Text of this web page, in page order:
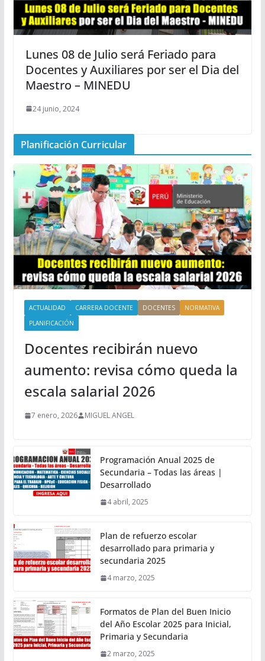
Lunes 08 de Julio será Feriado para
Docentes y Auxiliares por ser el Dia del
Maestro – MINEDU
24 junio, 2024
Planificación Curricular
ACTUALIDAD CARRERA DOCENTE DOCENTES
NORMATIVA
PLANIFICACIÓN
Docentes recibirán nuevo
aumento: revisa cómo queda la
escala salarial 2026
7 enero, 2026 MIGUEL ANGEL
Programación Anual 2025 de
Secundaria – Todas las áreas |
Desarrollado
4 abril, 2025
Plan de refuerzo escolar
desarrollado para primaria y
secundaria 2025
4 marzo, 2025
Formatos de Plan del Buen Inicio
del Año Escolar 2025 para Inicial,
Primaria y Secundaria
2 marzo, 2025